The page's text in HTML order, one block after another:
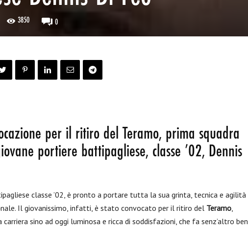
3850 0
per il ritiro del Teramo, prima squadra
portiere battipagliese, classe ’02, Dennis
classe ’02, è pronto a portare tutta la sua grinta, tecnica e agilità
Il giovanissimo, infatti, è stato convocato per il ritiro del Teramo,
carriera sino ad oggi luminosa e ricca di soddisfazioni, che fa senz’altro ben